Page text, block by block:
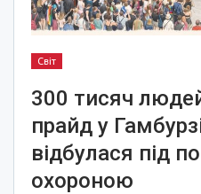
Світ
300 тисяч
прайд у
відбулася під
охороною